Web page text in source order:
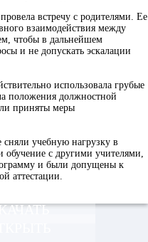
встречу с родителями. Ее
взаимодействия между
чтобы в дальнейшем
и не допускать эскалации
использовала грубые
положения должностной
приняты меры
сняли учебную нагрузку в
с другими учителями,
и были допущены к
аттестации.